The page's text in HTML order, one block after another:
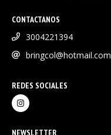
CONTACTANOS
3004221394
bringcol@hotmail.com
REDES SOCIALES
NEWSLETTER